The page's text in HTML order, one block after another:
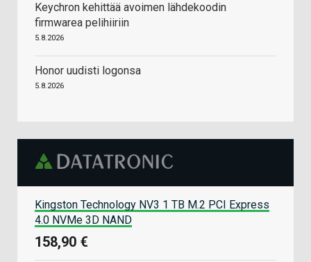
Keychron kehittää avoimen lähdekoodin
firmwarea pelihiiriin
5.8.2026
Honor uudisti logonsa
5.8.2026
Kingston Technology NV3 1 TB M.2 PCI Express
4.0 NVMe 3D NAND
158,90 €